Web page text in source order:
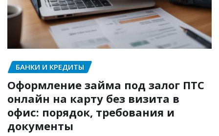
БАНКИ И КРЕДИТЫ
Оформление займа под залог ПТС
онлайн на карту без визита в
офис: порядок, требования и
документы